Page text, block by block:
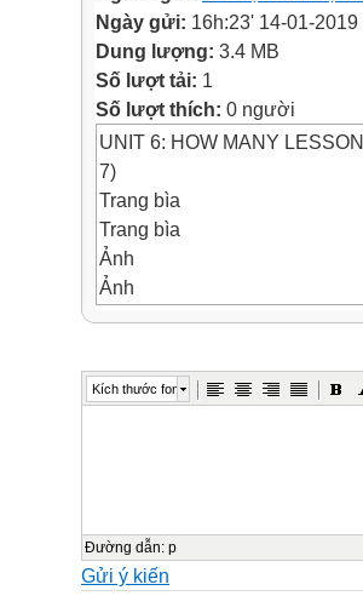
Ngày gửi: 16h:23' 14-01-2019
Dung lượng: 3.4 MB
Số lượt tải: 1
Số lượt thích: 0 người
UNIT 6: HOW MANY
7)
Trang bìa
Trang bìa
Ảnh
Ảnh
Ảnh
WRAM-UP
related to the topic Past
the correct sentence stress.
Kích thước font
Đường dẫn: p
Gửi ý kiến